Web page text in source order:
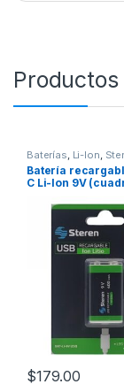
Baterías Li-Ion
Batería
C Li-Ion 9V
$179.00